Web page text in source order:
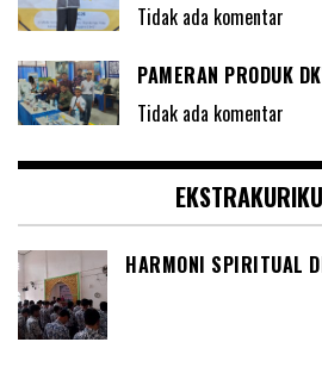
Tidak ada komentar
PAMERAN PRODUK
Tidak ada komentar
HARMONI SPIRITUAL